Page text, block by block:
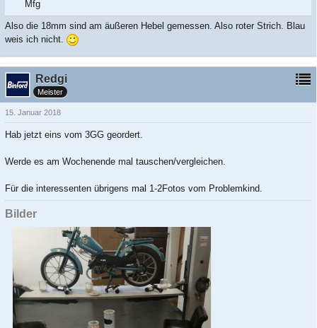
Mfg
Also die 18mm sind am äußeren Hebel gemessen. Also roter Strich. Blau
weis ich nicht.
Redgi
Meister
15. Januar 2018
Hab jetzt eins vom 3GG geordert.
Werde es am Wochenende mal tauschen/vergleichen.
Für die interessenten übrigens mal 1-2Fotos vom Problemkind.
Bilder